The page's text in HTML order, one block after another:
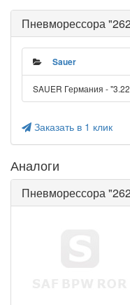
Пневморессора
Sauer
SAUER Германия -
Заказать в 1 клик
Аналоги
Пневморессора